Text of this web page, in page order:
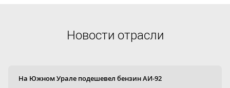
Новости отрасли
На Южном Урале подешевел бензин АИ-92